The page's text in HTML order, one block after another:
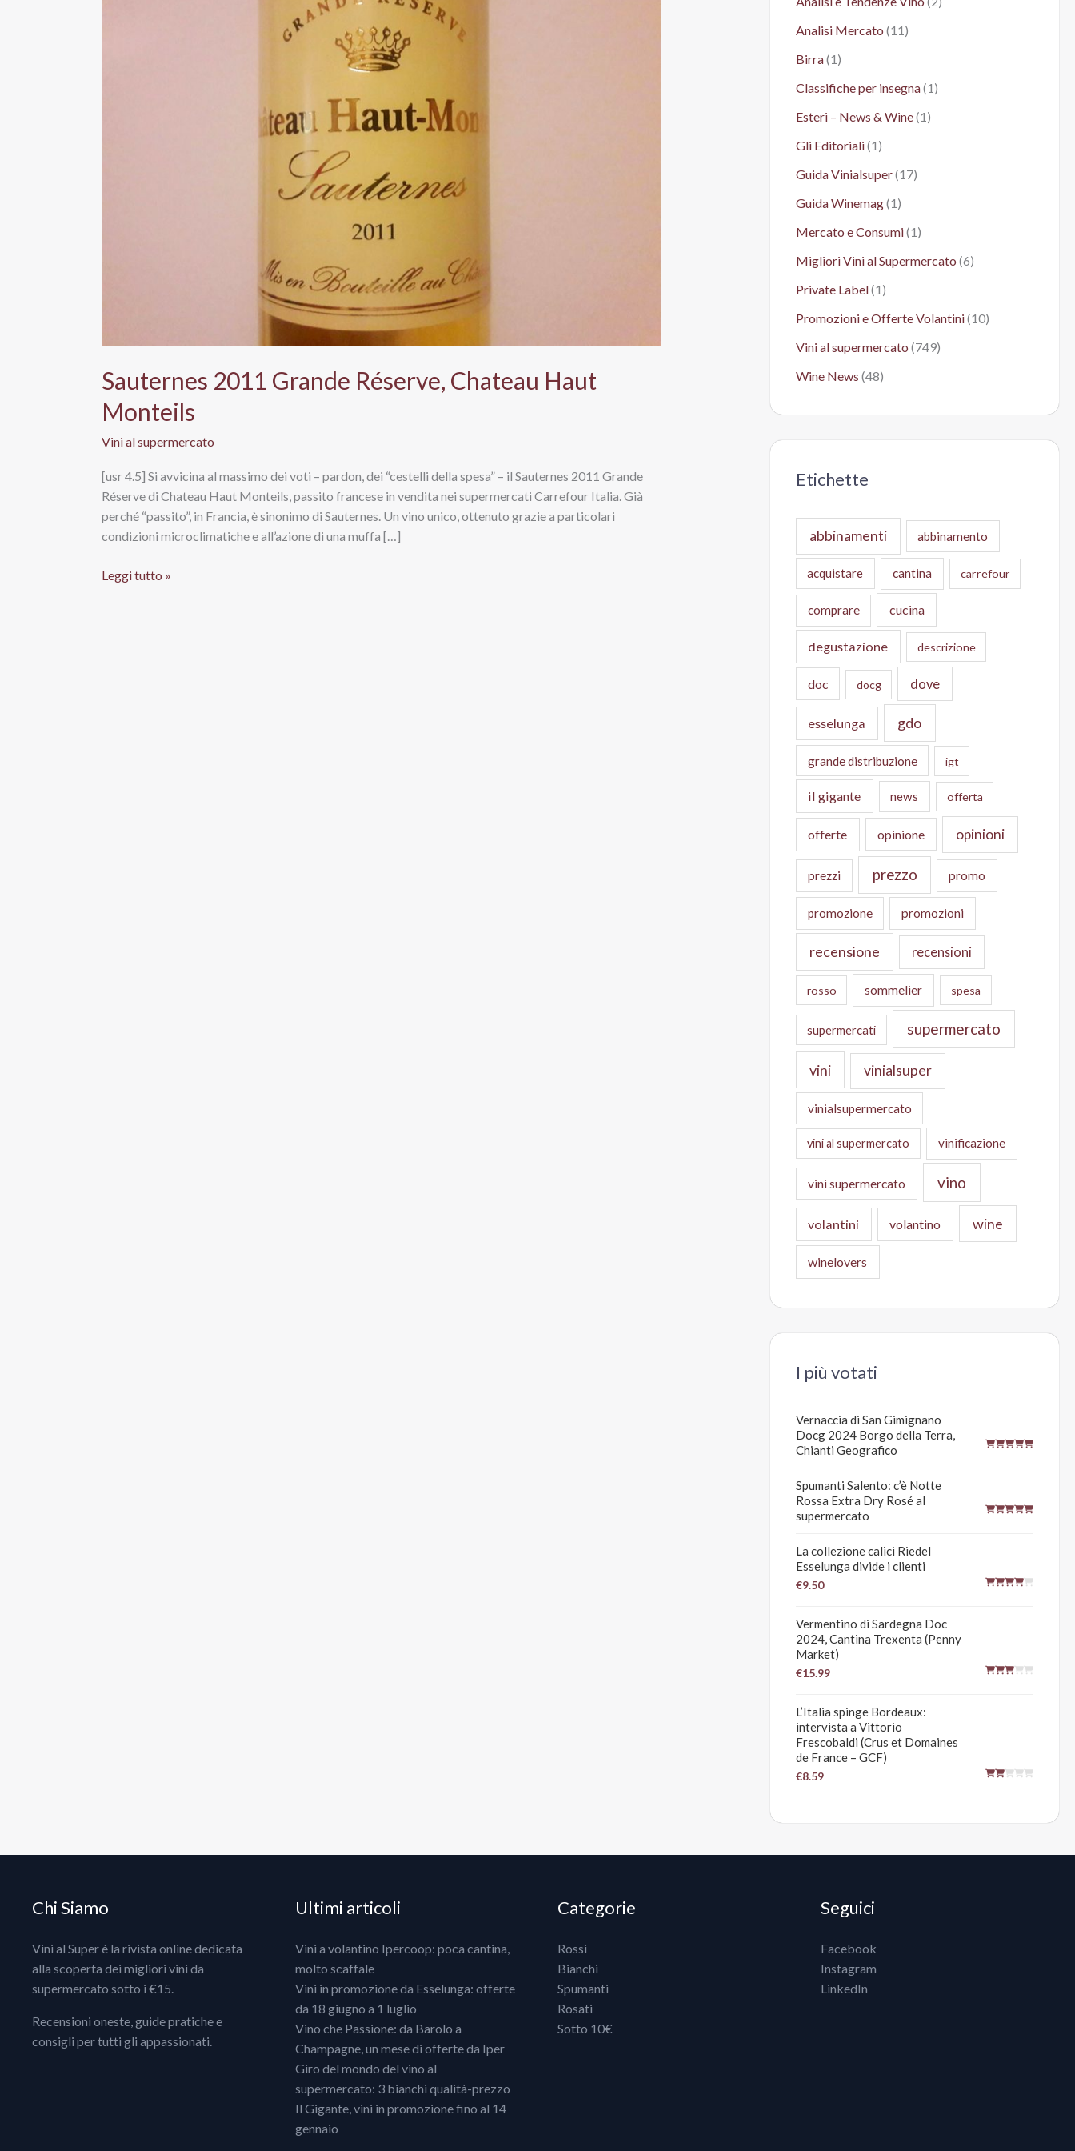
Sauternes 2011 Grande Réserve, Chateau Haut
Monteils
Vini al supermercato
[usr 4.5] Si avvicina al massimo dei voti – pardon, dei “cestelli della spesa” – il Sauternes 2011 Grande
Réserve di Chateau Haut Monteils, passito francese in vendita nei supermercati Carrefour Italia. Già
perché “passito”, in Francia, è sinonimo di Sauternes. Un vino unico, ottenuto grazie a particolari
condizioni microclimatiche e all’azione di una muffa […]
Sauternes
Leggi tutto »
Analisi Mercato (11)
Birra(1)
Classifiche per insegna(1)
Esteri – News & Wine(1)
Gli Editoriali(1)
Guida Vinialsuper(17)
Guida Winemag(1)
Mercato e Consumi(1)
Migliori Vini al Supermercato (6)
Private Label(1)
Promozioni e Offerte Volantini(10)
Vini al supermercato (749)
Wine News (48)
Etichette
abbinamenti abbinamento
acquistare cantina carrefour
comprare cucina
degustazione descrizione
doc docg dove
esselunga gdo
grande distribuzione igt
il gigante news offerta
offerte opinione opinioni
prezzi prezzo promo
promozione promozioni
recensione recensioni
rosso sommelier spesa
supermercati supermercato
vini vinialsuper
vinialsupermercato
vini al supermercato vinificazione
vini supermercato vino
volantini volantino wine
winelovers
I più votati
Vernaccia di San Gimignano
Docg 2024 Borgo della Terra,
Chianti Geografico
Spumanti Salento: c’è Notte
Rossa Extra Dry Rosé al
supermercato
La collezione calici Riedel
Esselunga divide i clienti
€9.50
Vermentino di Sardegna Doc
2024, Cantina Trexenta (Penny
Market)
€15.99
L’Italia spinge Bordeaux:
intervista a Vittorio
Frescobaldi (Crus et Domaines
de France – GCF)
€8.59
Chi Siamo
Vini al Super è la rivista online dedicata
alla scoperta dei migliori vini da
supermercato sotto i €15.
Recensioni oneste, guide pratiche e
consigli per tutti gli appassionati.
Ultimi articoli
Vini a volantino Ipercoop: poca cantina,
molto scaffale
Vini in promozione da Esselunga: offerte
da 18 giugno a 1 luglio
Vino che Passione: da Barolo a
Champagne, un mese di offerte da Iper
Giro del mondo del vino al
supermercato: 3 bianchi qualità-prezzo
Il Gigante, vini in promozione fino al 14
gennaio
Categorie
Rossi
Bianchi
Spumanti
Rosati
Sotto 10€
Seguici
Facebook
Instagram
LinkedIn